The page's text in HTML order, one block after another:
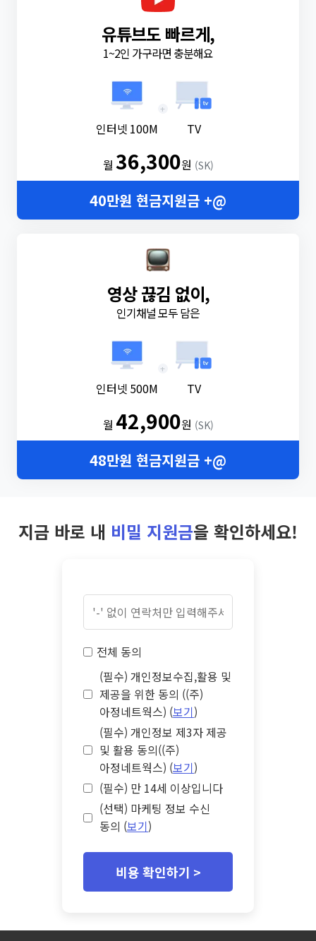
유튜브도 빠르게,
1~2인 가구라면 충분해요
인터넷 100M
+
TV
월36,300원 (SK)
40만원 현금지원금 +@
영상 끊김 없이,
인기채널 모두 담은
인터넷 500M
+
TV
월 42,900원 (SK)
48만원 현금지원금 +@
지금 바로 내 비밀 지원금을 확인하세요!
전체 동의
(필수) 개인정보수집,활용 및
제공을 위한 동의 ((주)
아정네트웍스) (보기)
(필수) 개인정보 제3자 제공
및 활용 동의((주)
아정네트웍스) (보기)
(필수) 만 14세 이상입니다
(선택) 마케팅 정보 수신
동의 (보기)
비용 확인하기 >